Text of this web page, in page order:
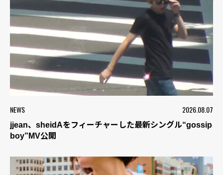
NEWS 2026.08.07
jjean、sheidAをフィーチャーした最新シングル“gossip
boy”MV公開